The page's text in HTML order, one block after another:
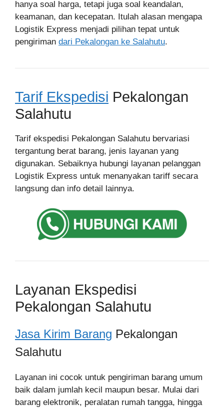
hanya soal harga, tetapi juga soal keandalan,
keamanan, dan kecepatan. Itulah alasan mengapa
Logistik Express menjadi pilihan tepat untuk
pengiriman dari Pekalongan ke Salahutu.
Tarif Ekspedisi Pekalongan
Salahutu
Tarif ekspedisi Pekalongan Salahutu bervariasi
tergantung berat barang, jenis layanan yang
digunakan. Sebaiknya hubungi layanan pelanggan
Logistik Express untuk menanyakan tariff secara
langsung dan info detail lainnya.
Layanan Ekspedisi
Pekalongan Salahutu
Jasa Kirim Barang Pekalongan
Salahutu
Layanan ini cocok untuk pengiriman barang umum
baik dalam jumlah kecil maupun besar. Mulai dari
barang elektronik, peralatan rumah tangga, hingga